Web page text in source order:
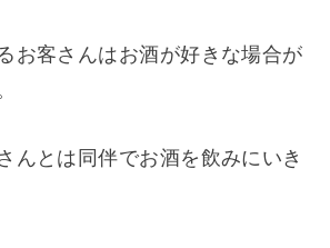
お客さんはお酒が好きな場合が
んとは同伴でお酒を飲みにいき